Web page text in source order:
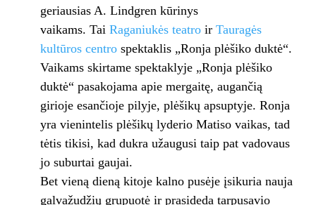
geriausias A. Lindgren kūrinys
vaikams. Tai Raganiukės teatroir Tauragės
kultūros centro spektaklis „Ronja plėšiko duktė“.
Vaikams skirtame spektaklyje „Ronja plėšiko
duktė“ pasakojama apie mergaitę, augančią
girioje esančioje pilyje, plėšikų apsuptyje. Ronja
yra vienintelis plėšikų lyderio Matiso vaikas, tad
tėtis tikisi, kad dukra užaugusi taip pat vadovaus
jo suburtai gaujai.
Bet vieną dieną kitoje kalno pusėje įsikuria nauja
galvažudžių grupuotė ir prasideda tarpusavio